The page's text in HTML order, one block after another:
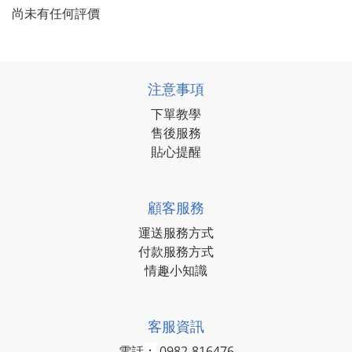
尚未有任何評價
注意事項
下單教學
售後服務
貼心提醒
顧客服務
運送服務方式
付款服務方式
情趣小知識
客服資訊